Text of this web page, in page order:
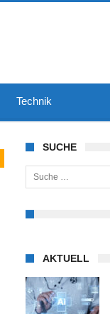
Technik
SUCHE
Suche nach:
AKTUELL